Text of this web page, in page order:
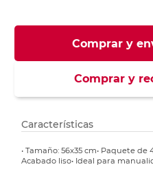
Comprar y
Comprar y
Características
• Tamaño: 56x35 cm• Paquete de
Acabado liso• Ideal para